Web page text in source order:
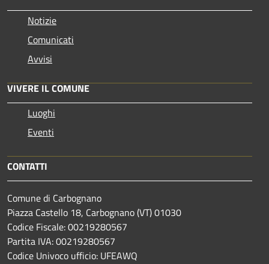
Notizie
Comunicati
Avvisi
VIVERE IL COMUNE
Luoghi
Eventi
CONTATTI
Comune di Carbognano
Piazza Castello 18, Carbognano (VT) 01030
Codice Fiscale: 00219280567
Partita IVA: 00219280567
Codice Univoco ufficio: UFEAWQ